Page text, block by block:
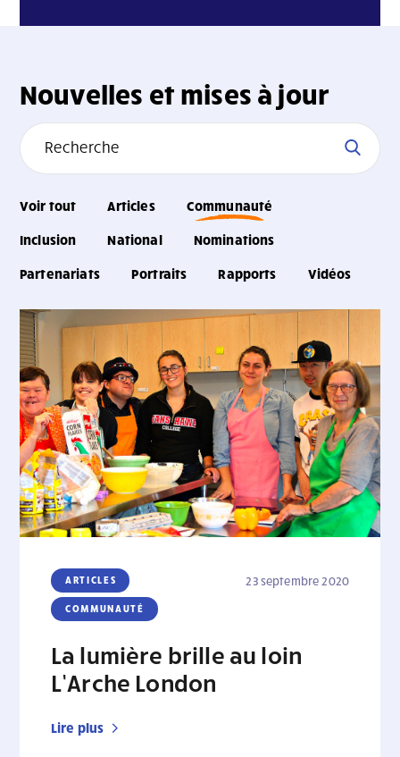
Nouvelles et mises à jour
Voir tout Articles Communauté
Inclusion National Nominations
Partenariats Portraits Rapports Vidéos
ARTICLES
COMMUNAUTÉ
23 septembre 2020
La lumière brille au loin
L’Arche London
Lire plus